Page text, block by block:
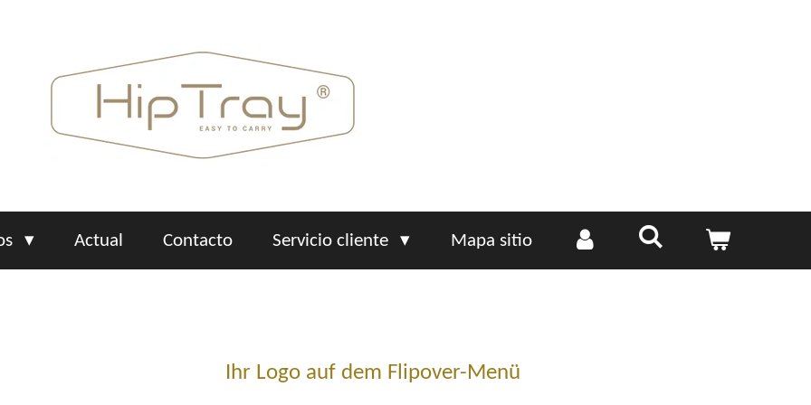
Actual Contacto Servicio cliente Mapa sitio
Ihr Logo auf dem Flipover-Menü